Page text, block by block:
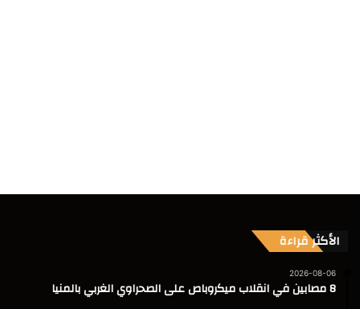
الأكثر قراءة
2026-08-06
8 مصابين في انقلاب ميكروباص على الصحراوي الغربي بالمنيا